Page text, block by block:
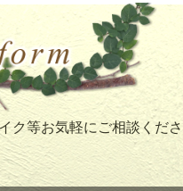
ク等お気軽にご相談くださ